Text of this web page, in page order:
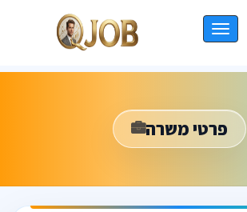
החלף
ניווט
פרטי משרה